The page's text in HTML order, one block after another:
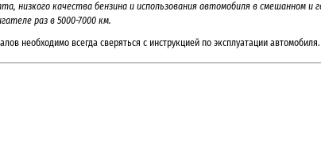
низкого качества бензина и использования автомобиля в смешанном и
раз в 5000-7000км.
необходимо всегда сверяться с инструкцией по эксплуатации автомобиля.